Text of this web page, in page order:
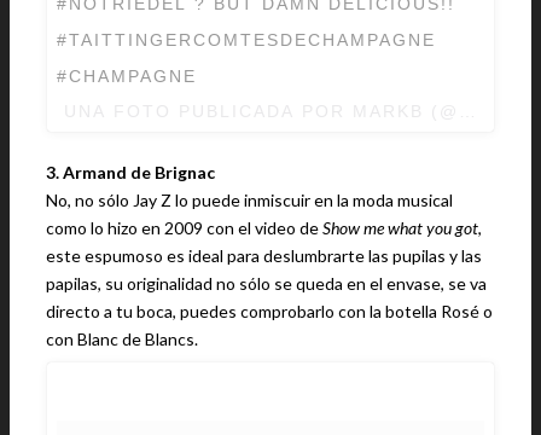
#TAITTINGERCOMTESDECHAMPAGNE
#CHAMPAGNE
3. Armand de Brignac
No, no sólo Jay Z lo puede inmiscuir en la moda musical
como lo hizo en 2009 con el video deShow me what you got,
este espumoso es ideal para deslumbrarte las pupilas y las
papilas, su originalidad no sólo se queda en el envase, se va
directo a tu boca, puedes comprobarlo con la botella Rosé o
con Blanc de Blancs.